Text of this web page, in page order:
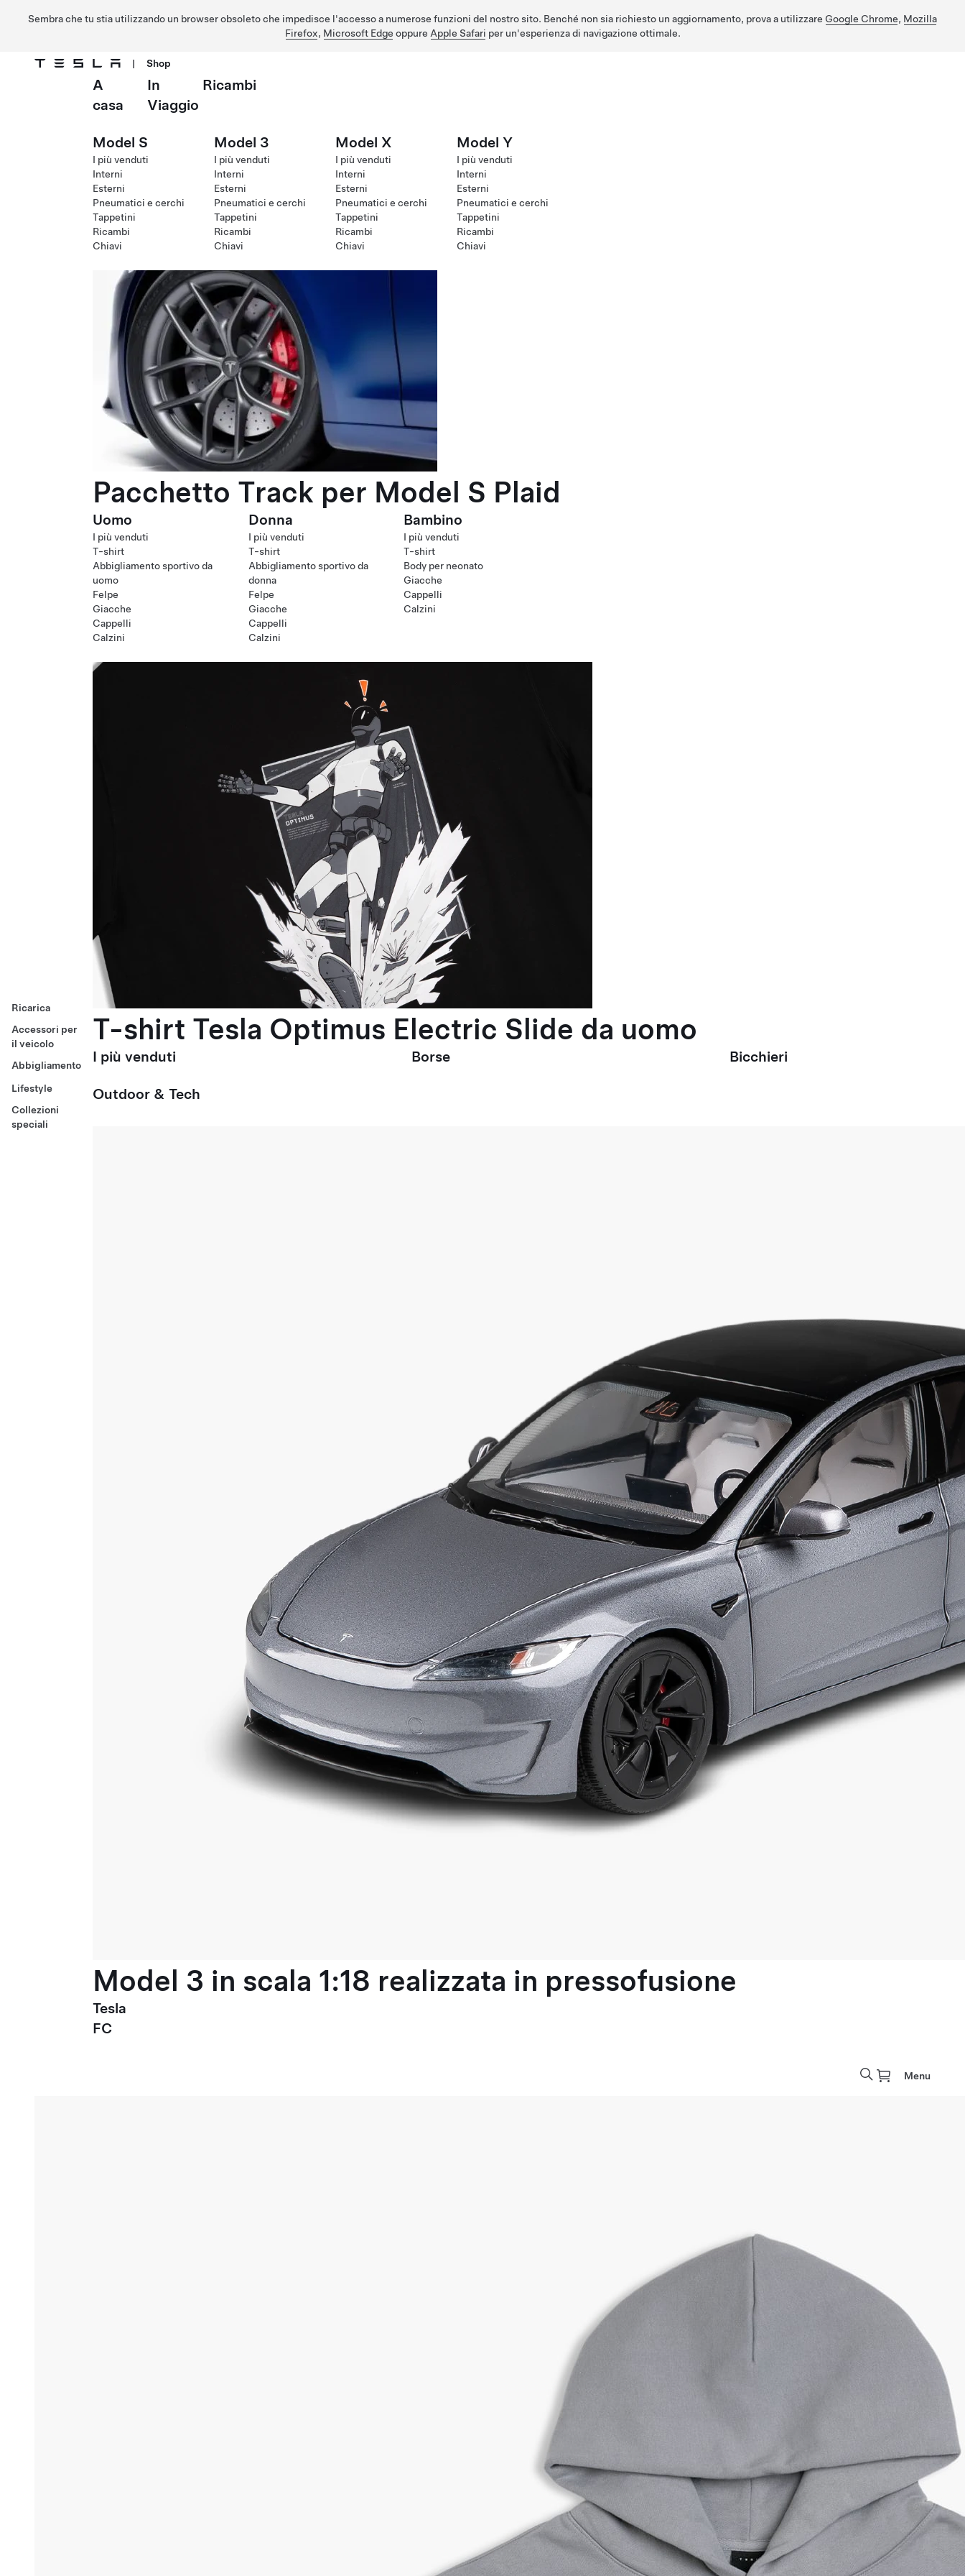
Sembra che tu stia utilizzando un browser obsoleto che impedisce l'accesso a numerose funzioni del nostro sito. Benché non sia richiesto un aggiornamento, prova a utilizzare Google Chrome, Mozilla
Firefox, Microsoft Edge oppure Apple Safari per un'esperienza di navigazione ottimale.
Passa al contenuto principale
| Shop
Ricarica
Accessori per
il veicolo
Abbigliamento
Lifestyle
Collezioni
speciali
A
casa
In
Viaggio
Ricambi
Model S
I più venduti
Interni
Esterni
Pneumatici e cerchi
Tappetini
Ricambi
Chiavi
Model 3
I più venduti
Interni
Esterni
Pneumatici e cerchi
Tappetini
Ricambi
Chiavi
Model X
I più venduti
Interni
Esterni
Pneumatici e cerchi
Tappetini
Ricambi
Chiavi
Model Y
I più venduti
Interni
Esterni
Pneumatici e cerchi
Tappetini
Ricambi
Chiavi
Pacchetto Track per Model S Plaid
Uomo
I più venduti
T-shirt
Abbigliamento sportivo da
uomo
Felpe
Giacche
Cappelli
Calzini
Donna
I più venduti
T-shirt
Abbigliamento sportivo da
donna
Felpe
Giacche
Cappelli
Calzini
Bambino
I più venduti
T-shirt
Body per neonato
Giacche
Cappelli
Calzini
T-shirt Tesla Optimus Electric Slide da uomo
I più venduti Borse Bicchieri
Outdoor & Tech
Model 3 in scala 1:18 realizzata in pressofusione
Tesla
FC
Menu